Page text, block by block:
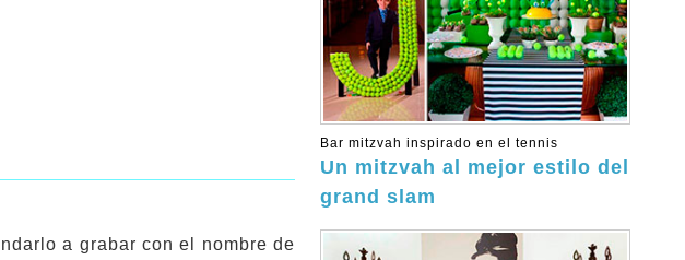
a grabar con el nombre de
Bar mitzvah inspirado en el tennis
Un mitzvah al mejor estilo del
grand slam